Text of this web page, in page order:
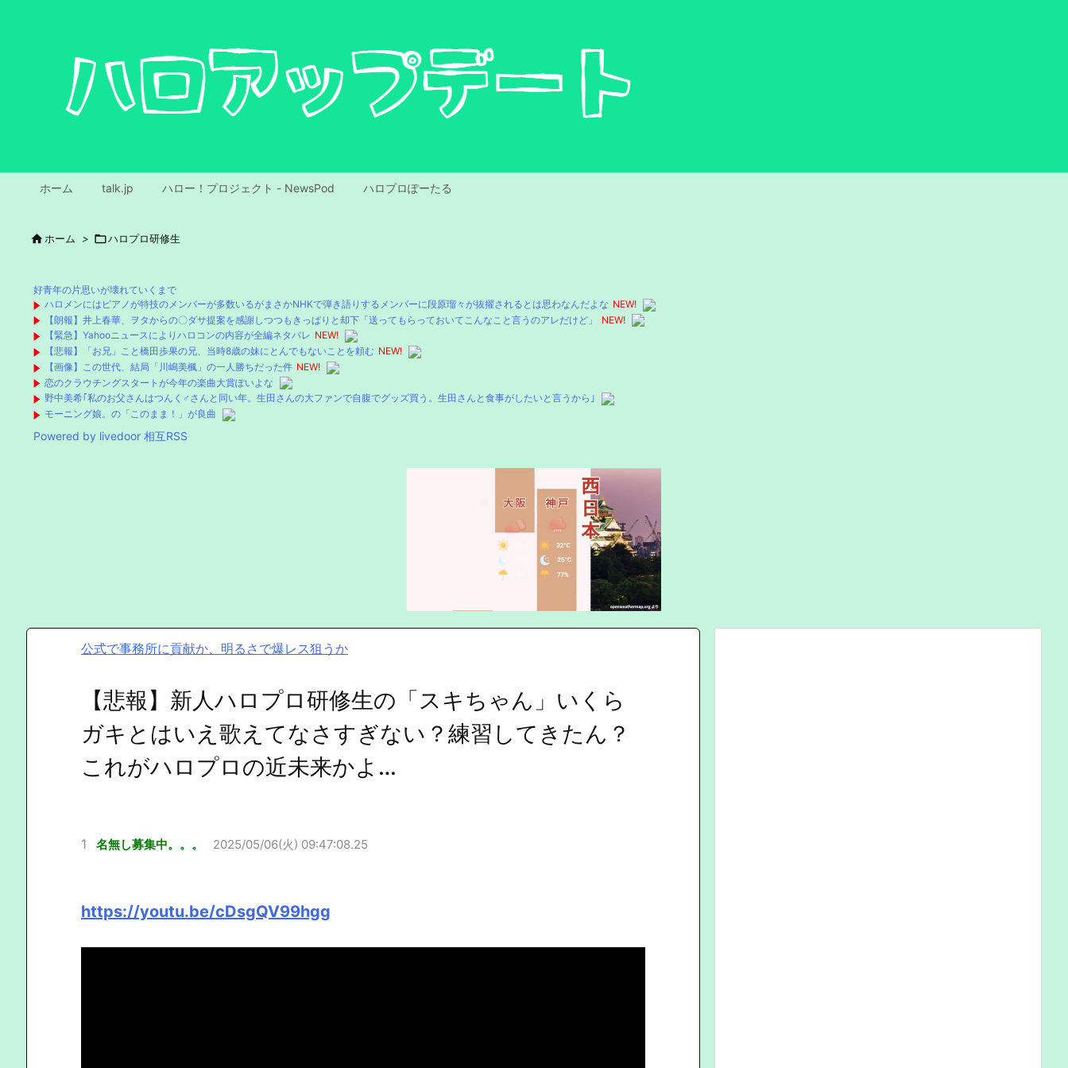
ホーム talk.jp ハロー！プロジェクト - NewsPod ハロプロぽーたる
 ホーム > ハロプロ研修生
好青年の片思いが壊れていくまで
ハロメンにはピアノが特技のメンバーが多数いるがまさかNHKで弾き語りするメンバーに段原瑠々が抜擢されるとは思わなんだよな NEW!
【朗報】井上春華、ヲタからの〇ダサ提案を感謝しつつもきっぱりと却下「送ってもらっておいてこんなこと言うのアレだけど」
NEW!
【緊急】Yahooニュースによりハロコンの内容が全編ネタバレ NEW!
【悲報】「お兄」こと橋田歩果の兄、当時8歳の妹にとんでもないことを頼む NEW!
【画像】この世代、結局「川嶋美楓」の一人勝ちだった件 NEW!
恋のクラウチングスタートが今年の楽曲大賞ぽいよな
野中美希｢私のお父さんはつんく♂さんと同い年。生田さんの大ファンで自腹でグッズ買う。生田さんと食事がしたいと言うから｣
モーニング娘。の「このまま！」が良曲
Powered by livedoor 相互RSS
公式で事務所に貢献か、明るさで爆レス狙うか
【悲報】新人ハロプロ研修生の「スキちゃん」いくら
ガキとはいえ歌えてなさすぎない？練習してきたん？
これがハロプロの近未来かよ…
1 名無し募集中。。。 2025/05/06(火) 09:47:08.25
https://youtu.be/cDsgQV99hgg